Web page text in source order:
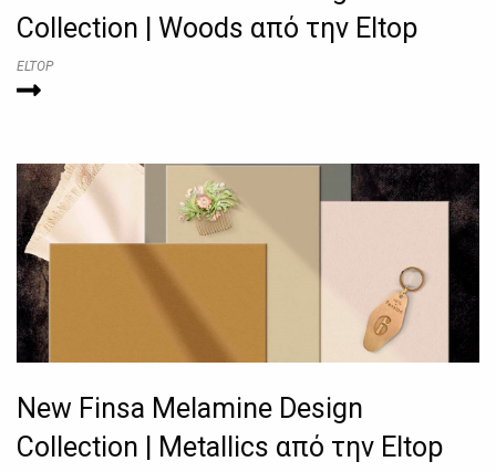
Collection | Woods από την Eltop
ELTOP
New Finsa Melamine Design
Collection | Metallics από την Eltop